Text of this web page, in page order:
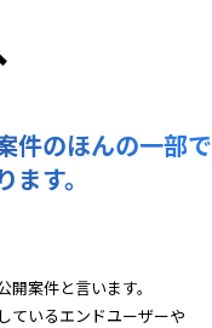
件のほんの一部で
す。
案件と言います。
ているエンドユーザーや